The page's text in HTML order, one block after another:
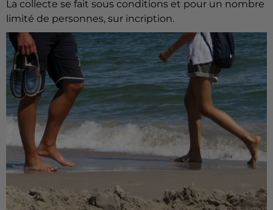
La collecte se fait sous conditions et pour un nombre
limité de personnes, sur incription.